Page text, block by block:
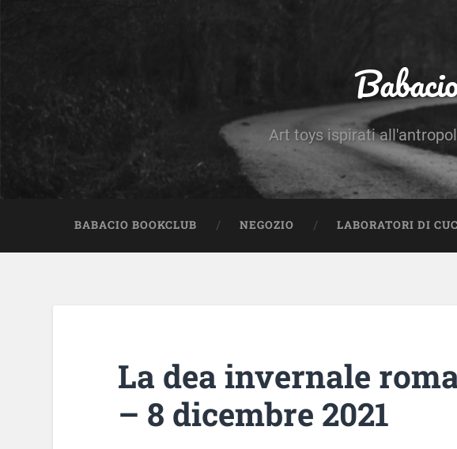
Art toys ispirati
BABACIO BOOKCLUB NEGOZIO LABORATORI DI
La dea invernale
– 8 dicembre 2021